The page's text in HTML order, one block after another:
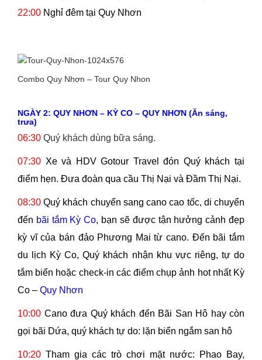
22:00 Nghỉ đêm tại Quy Nhơn
Combo Quy Nhơn – Tour Quy Nhon
NGÀY 2: QUY NHƠN – KỲ CO – QUY NHƠN (Ăn sáng,
trưa)
06:30 Quý khách dùng bữa sáng.
07:30 Xe và HDV Gotour Travel đón Quý khách tại
điểm hẹn. Đưa đoàn qua cầu Thị Nại và Đầm Thị Nại.
08:30 Quý khách chuyển sang cano cao tốc, di chuyển
đến bãi tắm Kỳ Co, bạn sẽ được tận hưởng cảnh đẹp
kỳ vĩ của bán đảo Phương Mai từ cano. Đến bãi tắm
du lịch Kỳ Co, Quý khách nhận khu vực riêng, tự do
tắm biển hoặc check-in các điểm chụp ảnh hot nhất Kỳ
Co – Quy Nhơn
10:00 Cano đưa Quý khách đến Bãi San Hô hay còn
gọi bãi Dứa, quý khách tự do: lặn biển ngắm san hô
10:20 Tham gia các trò chơi mặt nước: Phao Bay,